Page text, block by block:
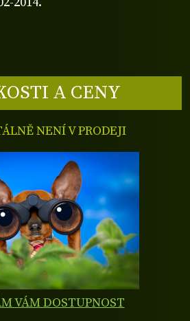
A CENY
NENÍ V PRODEJI
VÁM DOSTUPNOST